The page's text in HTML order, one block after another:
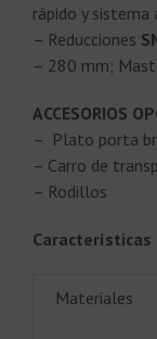
rápido y
– Reducciones
– 280 mm;
ACCESORIOS
– Plato porta
– Carro de
– Rodillos
Características
Materiales